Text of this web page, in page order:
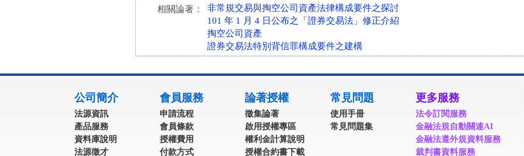
相關論著：
非常規交易與掏空公司資產法律構成要件之探討
101 年 1 月 4 日公布之「證券交易法」修正介紹
掏空公司資產
證券交易法特別背信罪構成要件之建構
公司簡介
法源資訊
產品服務
資料庫說明
法源徵才
會員服務
申請流程
會員條款
授權費用
付款方式
論著授權
徵集論著
啟用授權專區
權利金計算說明
授權合約書下載
常見問題
使用手冊
常見問題集
更多服務
法令訂閱服務
金融法規自動關連AI
金融法遵外規資料服務
裁判書資料服務